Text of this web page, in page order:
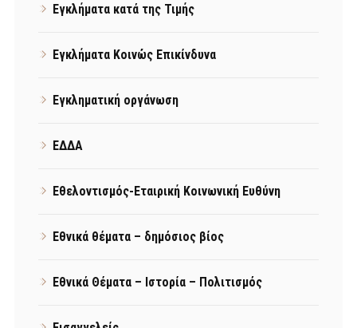
Εγκλήματα κατά της Τιμής
Εγκλήματα Κοινώς Επικίνδυνα
Εγκληματική οργάνωση
ΕΔΔΑ
Εθελοντισμός-Εταιρική Κοινωνική Ευθύνη
Εθνικά θέματα – δημόσιος βίος
Εθνικά Θέματα – Ιστορία – Πολιτισμός